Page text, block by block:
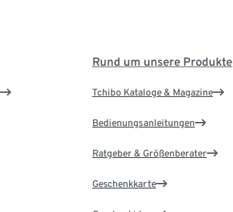
Rund um unsere Produkte
Tchibo Kataloge & Magazine
Bedienungsanleitungen
Ratgeber & Größenberater
Geschenkkarte